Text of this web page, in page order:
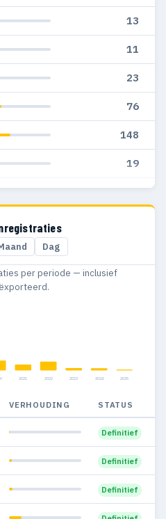
13
11
23
76
148
19
61
72
94
147
280
Dag
per periode — inclusief
2021 2022 2023 2024 2025
VERHOUDING STATUS
Definitief
Definitief
Definitief